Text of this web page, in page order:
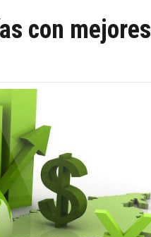
con mejores